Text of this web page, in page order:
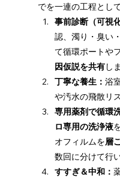
でを一連の工程とし
事前診断（可視
認、濁り・臭い
て循環ポートや
因仮説を共有し
丁寧な養生： 浴
や汚水の飛散リ
専用薬剤で循環
ロ専用の洗浄液
オフィルムを層
数回に分けて行
すすぎ＆中和：